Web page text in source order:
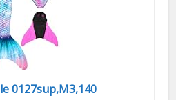
0127sup,M3,140